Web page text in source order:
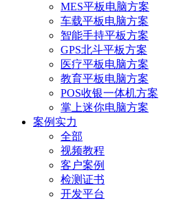
MES平板电脑方案
车载平板电脑方案
智能手持平板方案
GPS北斗平板方案
医疗平板电脑方案
教育平板电脑方案
POS收银一体机方案
掌上迷你电脑方案
案例实力
全部
视频教程
客户案例
检测证书
开发平台